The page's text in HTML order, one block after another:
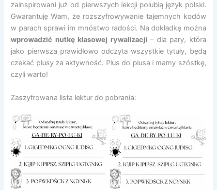
zainspirowani już od pierwszych lekcji polubią język polski.
Gwarantuję Wam, że rozszyfrowywanie tajemnych kodów
w parach sprawi im mnóstwo radości. Na dokładkę można
wprowadzić nutkę klasowej rywalizacji – dla pary, która
jako pierwsza prawidłowo odczyta wszystkie tytuły, będą
czekać plusy za aktywność. Plus do plusa i mamy szóstkę,
czyli warto!
Zaszyfrowana lista lektur do pobrania: